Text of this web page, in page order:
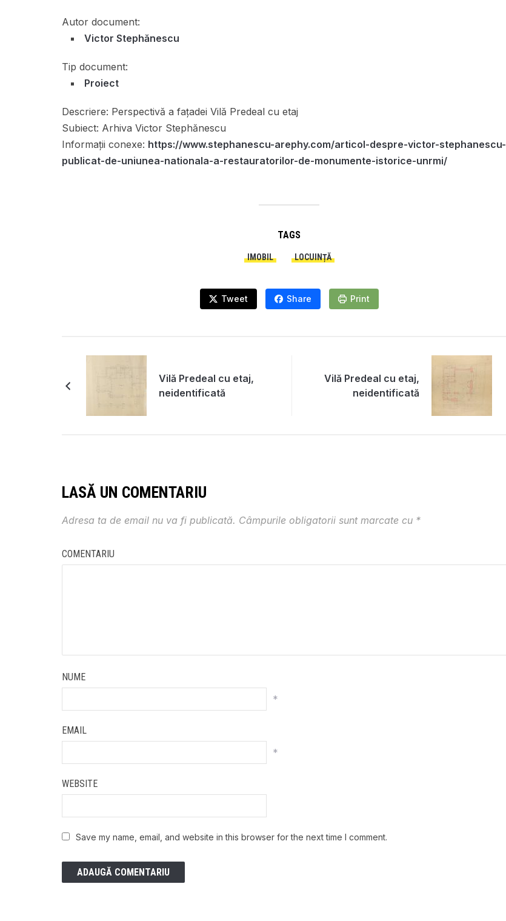
Autor document:
Victor Stephănescu
Tip document:
Proiect
Descriere: Perspectivă a fațadei Vilă Predeal cu etaj
Subiect: Arhiva Victor Stephănescu
Informații conexe: https://www.stephanescu-arephy.com/articol-despre-victor-stephanescu-
publicat-de-uniunea-nationala-a-restauratorilor-de-monumente-istorice-unrmi/
TAGS
IMOBIL LOCUINȚĂ
Tweet Share Print
Vilă Predeal cu etaj,
neidentificată
Vilă Predeal cu etaj,
neidentificată
LASĂ UN COMENTARIU
Adresa ta de email nu va fi publicată. Câmpurile obligatorii sunt marcate cu *
COMENTARIU
NUME
*
EMAIL
*
WEBSITE
Save my name, email, and website in this browser for the next time I comment.